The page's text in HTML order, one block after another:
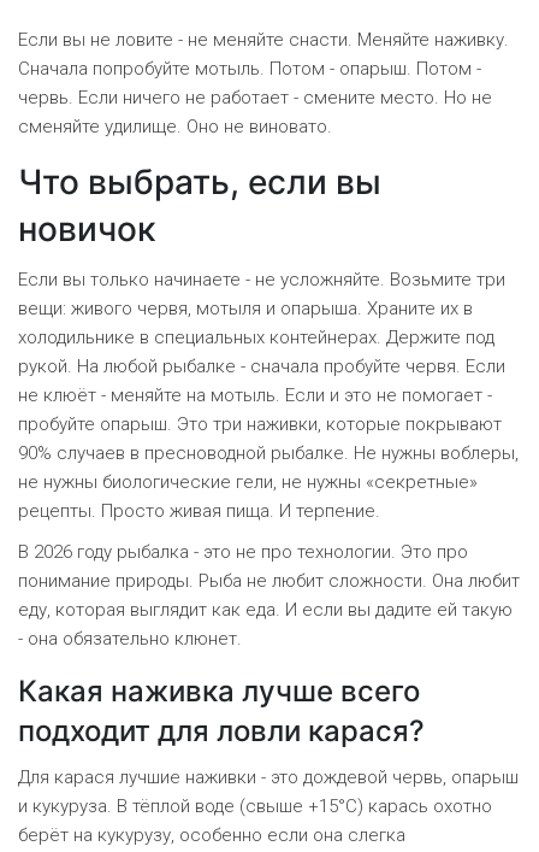
Если вы не ловите - не меняйте снасти. Меняйте наживку.
Сначала попробуйте мотыль. Потом - опарыш. Потом -
червь. Если ничего не работает - смените место. Но не
сменяйте удилище. Оно не виновато.
Что выбрать, если вы
новичок
Если вы только начинаете - не усложняйте. Возьмите три
вещи: живого червя, мотыля и опарыша. Храните их в
холодильнике в специальных контейнерах. Держите под
рукой. На любой рыбалке - сначала пробуйте червя. Если
не клюёт - меняйте на мотыль. Если и это не помогает -
пробуйте опарыш. Это три наживки, которые покрывают
90% случаев в пресноводной рыбалке. Не нужны воблеры,
не нужны биологические гели, не нужны «секретные»
рецепты. Просто живая пища. И терпение.
В 2026 году рыбалка - это не про технологии. Это про
понимание природы. Рыба не любит сложности. Она любит
еду, которая выглядит как еда. И если вы дадите ей такую
- она обязательно клюнет.
Какая наживка лучше всего
подходит для ловли карася?
Для карася лучшие наживки - это дождевой червь, опарыш
и кукуруза. В тёплой воде (свыше +15°C) карась охотно
берёт на кукурузу, особенно если она слегка